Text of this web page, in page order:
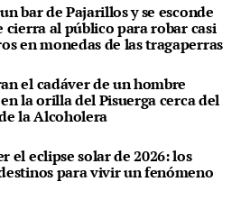
bar de Pajarillos y se esconde
cierra al público para robar casi
en monedas de las tragaperras
el cadáver de un hombre
la orilla del Pisuerga cerca del
la Alcoholera
el eclipse solar de 2026: los
para vivir un fenómeno